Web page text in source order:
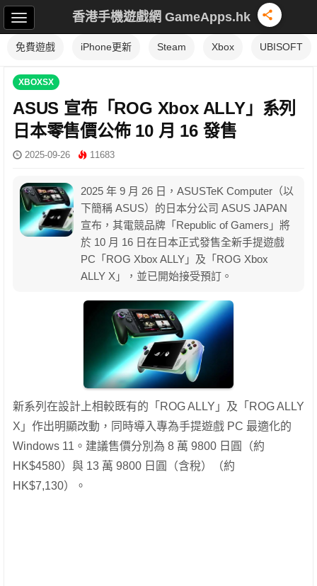
香港手機遊戲網 GameApps.hk
免費遊戲 iPhone更新 Steam Xbox UBISOFT
XBOXSX
ASUS 宣布「ROG Xbox ALLY」系列
日本零售價公佈 10 月 16 發售
2025-09-26 11683
2025 年 9 月 26 日，ASUSTeK Computer（以
下簡稱 ASUS）的日本分公司 ASUS JAPAN
宣布，其電競品牌「Republic of Gamers」將
於 10 月 16 日在日本正式發售全新手提遊戲
PC「ROG Xbox ALLY」及「ROG Xbox
ALLY X」，並已開始接受預訂。
新系列在設計上相較既有的「ROG ALLY」及「ROG ALLY
X」作出明顯改動，同時導入專為手提遊戲 PC 最適化的
Windows 11。建議售價分別為 8 萬 9800 日圓（約
HK$4580）與 13 萬 9800 日圓（含稅）（約
HK$7,130）。